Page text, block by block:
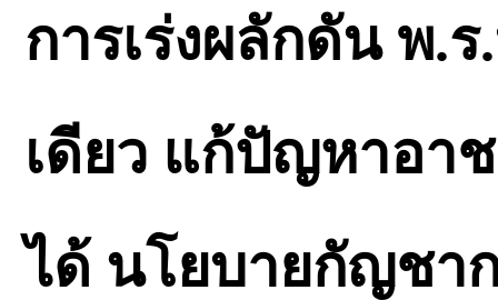
การเร่งผลักดัน พ.
เดียว แก้ปัญหาอา
ได้ นโยบายกัญชา